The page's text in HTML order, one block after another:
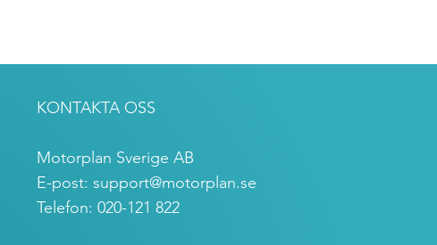
KONTAKTA OSS
Motorplan Sverige AB
E-post: support@motorplan.se
Telefon: 020-121 822